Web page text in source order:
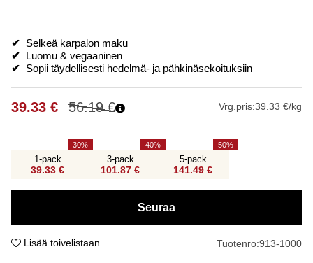
✔
Selkeä karpalon maku
✔ Luomu & vegaaninen
✔ Sopii täydellisesti hedelmä- ja pähkinäsekoituksiin
56.19€
39.33 € Vrg.pris:39.33 €/kg
1-pack
39.33 €
30
3-pack
101.87 €
40
5-pack
141.49 €
50
Seuraa
Lisää toivelistaan Tuotenro:913-1000